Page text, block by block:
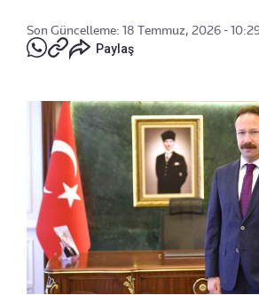
Son Güncelleme: 18 Temmuz, 2026 -
Paylaş